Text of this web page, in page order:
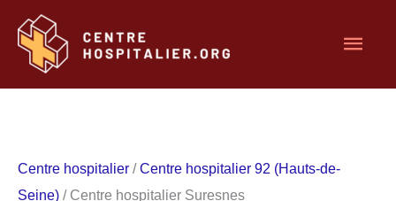
contenu
Centre hospitalier /Centre hospitalier 92 (Hauts-de-
Seine) / Centre hospitalier Suresnes